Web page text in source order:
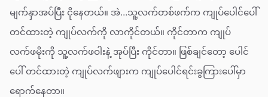
မျက်နှာအပ်ပြီး ငိုနေတယ်။ အဲ…သူ့လက်တစ်ဖက်က ကျုပ်ပေါင်ပေါ်
တင်ထားတဲ့ ကျုပ်လက်ကို လာကိုင်တယ်။ ကိုင်တာက ကျုပ်
လက်ဖမိုးကို သူ့လက်ဖဝါးနဲ့ အုပ်ပြီး ကိုင်တာ။ ဖြစ်ချင်တော့ ပေါင်
ပေါ် တင်ထားတဲ့ ကျုပ်လက်ဖျားက ကျုပ်ပေါင်ရင်းခွကြားပေါ်မှာ
ရောက်နေတာ။